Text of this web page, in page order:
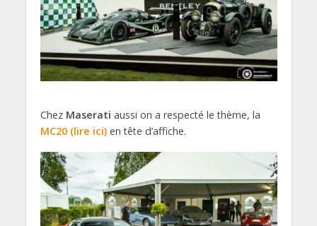
Chez Maserati aussi on a respecté le thème, la
MC20 (lire ici)en tête d’affiche.